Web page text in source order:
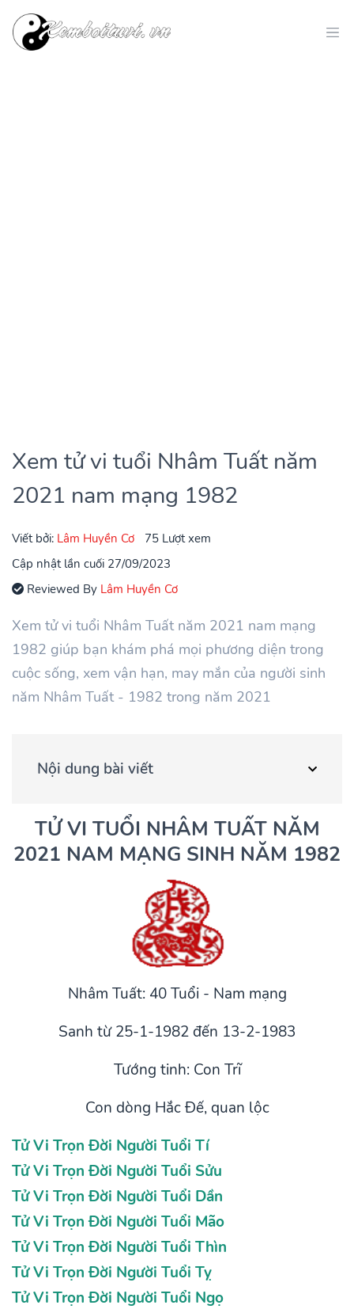
Xem tử vi tuổi Nhâm Tuất năm
2021 nam mạng 1982
Viết bởi: Lâm Huyền Cơ
75 Lượt xem
Cập nhật lần cuối 27/09/2023
Reviewed By Lâm Huyền Cơ
Xem tử vi tuổi Nhâm Tuất năm 2021 nam mạng
1982 giúp bạn khám phá mọi phương diện trong
cuộc sống, xem vận hạn, may mắn của người sinh
năm Nhâm Tuất - 1982 trong năm 2021
Nội dung bài viết
TỬ VI TUỔI NHÂM TUẤT NĂM
2021 NAM MẠNG SINH NĂM 1982
Nhâm Tuất: 40 Tuổi - Nam mạng
Sanh từ 25-1-1982 đến 13-2-1983
Tướng tinh: Con Trĩ
Con dòng Hắc Đế, quan lộc
Tử Vi Trọn Đời Người Tuổi Tí
Tử Vi Trọn Đời Người Tuổi Sửu
Tử Vi Trọn Đời Người Tuổi Dần
Tử Vi Trọn Đời Người Tuổi Mão
Tử Vi Trọn Đời Người Tuổi Thìn
Tử Vi Trọn Đời Người Tuổi Tỵ
Tử Vi Trọn Đời Người Tuổi Ngọ